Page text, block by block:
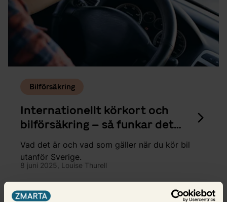
Bilförsäkring
Internationellt körkort och
bilförsäkring – så funkar det
när du ska bila utomlands
Vad det är och vad som gäller när du kör bil
utanför Sverige.
8 juni 2025, Louise Thurell